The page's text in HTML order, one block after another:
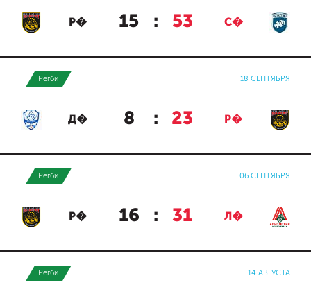
Р� 15 : 53 С�
Регби 18 СЕНТЯБРЯ
Д� 8 : 23 Р�
Регби 06 СЕНТЯБРЯ
Р� 16 : 31 Л�
Регби 14 АВГУСТА